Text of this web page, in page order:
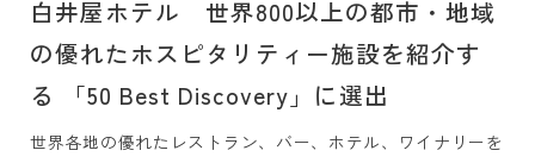
白井屋ホテル 世界800以上の都市・地域
の優れたホスピタリティー施設を紹介す
る 「50 Best Discovery」に選出
世界各地の優れたレストラン、バー、ホテル、ワイナリーを